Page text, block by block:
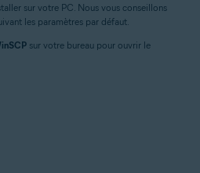
sur votre PC. Nous vous conseillons
les paramètres par défaut.
sur votre bureau pour ouvrir le